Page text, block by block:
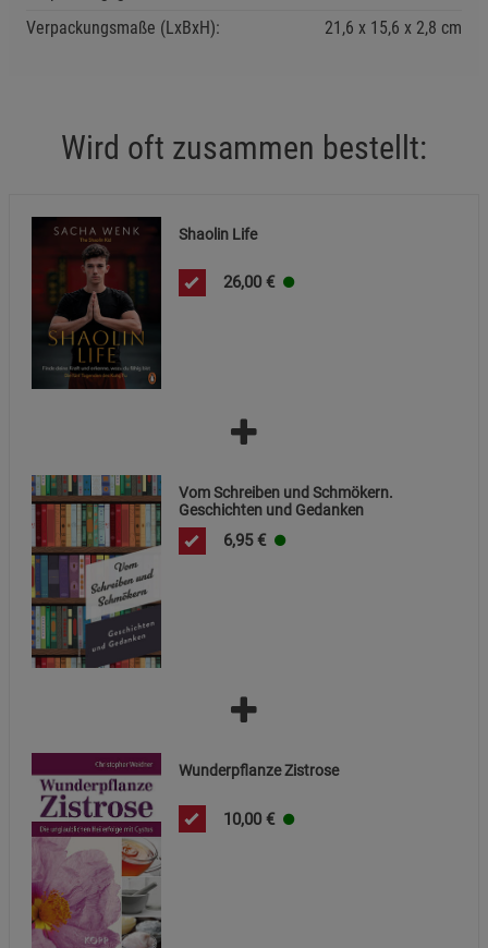
Verpackungsmaße (LxBxH):
21,6 15,6 2,8 cm
Wird oft zusammen bestellt:
Shaolin Life
26,00 €
Vom Schreiben und Schmökern.
Geschichten und Gedanken
6,95 €
Wunderpflanze Zistrose
10,00 €
Statistik Cookies (2)
Beschreibung Statistik Cookies
Cookie-Informationen
Marketing Cookies (3)
Beschreibung Marketing Cookies
Cookie-Informationenanzeigen